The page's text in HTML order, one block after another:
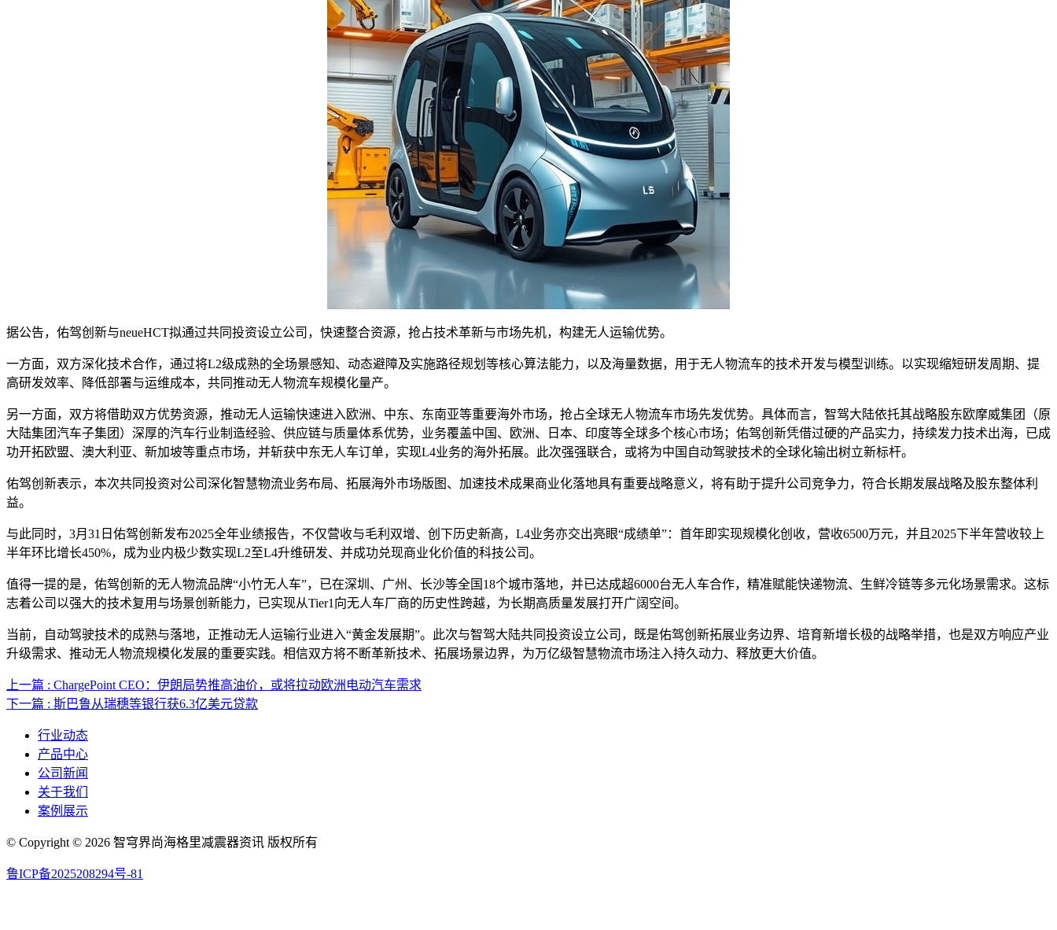
据公告，佑驾创新与neueHCT拟通过共同投资设立公司，快速整合资源，抢占技术革新与市场先机，构建无人运输优势。
一方面，双方深化技术合作，通过将L2级成熟的全场景感知、动态避障及实施路径规划等核心算法能力，以及海量数据，用于无人物流车的技术开发与模型训练。以实现缩短研发周期、提
高研发效率、降低部署与运维成本，共同推动无人物流车规模化量产。
另一方面，双方将借助双方优势资源，推动无人运输快速进入欧洲、中东、东南亚等重要海外市场，抢占全球无人物流车市场先发优势。具体而言，智驾大陆依托其战略股东欧摩威集团（原
大陆集团汽车子集团）深厚的汽车行业制造经验、供应链与质量体系优势，业务覆盖中国、欧洲、日本、印度等全球多个核心市场；佑驾创新凭借过硬的产品实力，持续发力技术出海，已成
功开拓欧盟、澳大利亚、新加坡等重点市场，并斩获中东无人车订单，实现L4业务的海外拓展。此次强强联合，或将为中国自动驾驶技术的全球化输出树立新标杆。
佑驾创新表示，本次共同投资对公司深化智慧物流业务布局、拓展海外市场版图、加速技术成果商业化落地具有重要战略意义，将有助于提升公司竞争力，符合长期发展战略及股东整体利
益。
与此同时，3月31日佑驾创新发布2025全年业绩报告，不仅营收与毛利双增、创下历史新高，L4业务亦交出亮眼“成绩单”：首年即实现规模化创收，营收6500万元，并且2025下半年营收较上
半年环比增长450%，成为业内极少数实现L2至L4升维研发、并成功兑现商业化价值的科技公司。
值得一提的是，佑驾创新的无人物流品牌“小竹无人车”，已在深圳、广州、长沙等全国18个城市落地，并已达成超6000台无人车合作，精准赋能快递物流、生鲜冷链等多元化场景需求。这标
志着公司以强大的技术复用与场景创新能力，已实现从Tier1向无人车厂商的历史性跨越，为长期高质量发展打开广阔空间。
当前，自动驾驶技术的成熟与落地，正推动无人运输行业进入“黄金发展期”。此次与智驾大陆共同投资设立公司，既是佑驾创新拓展业务边界、培育新增长极的战略举措，也是双方响应产业
升级需求、推动无人物流规模化发展的重要实践。相信双方将不断革新技术、拓展场景边界，为万亿级智慧物流市场注入持久动力、释放更大价值。
上一篇 : ChargePoint CEO：伊朗局势推高油价，或将拉动欧洲电动汽车需求
下一篇 : 斯巴鲁从瑞穗等银行获6.3亿美元贷款
行业动态
产品中心
公司新闻
关于我们
案例展示
© Copyright © 2026 智穹界尚海格里减震器资讯 版权所有
鲁ICP备2025208294号-81